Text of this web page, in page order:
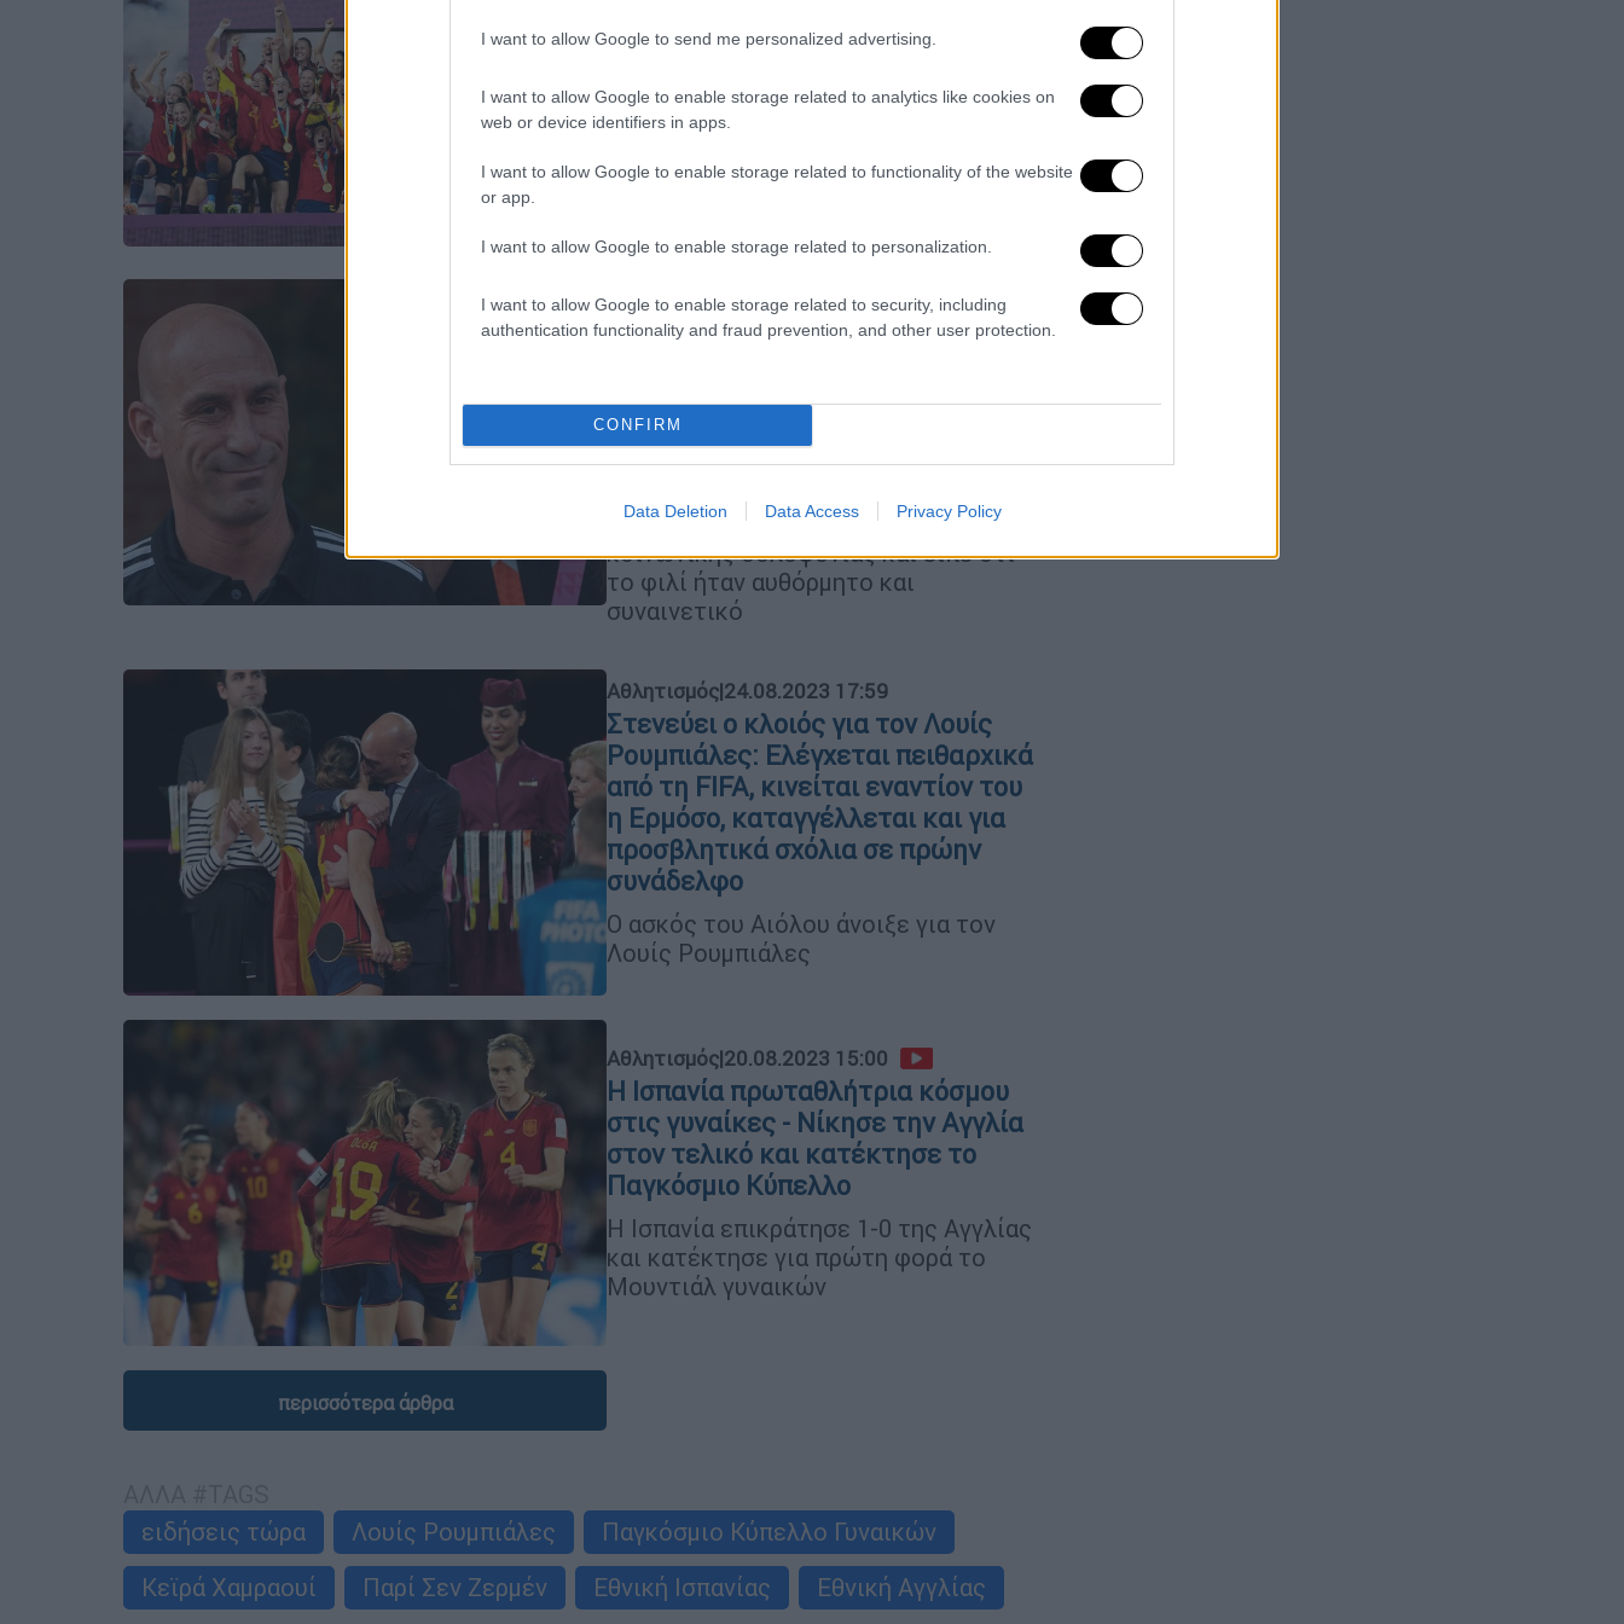
I want to allow Google to send me personalized advertising.
I want to allow Google to enable storage related to analytics like cookies on
web or device identifiers in apps.
I want to allow Google to enable storage related to functionality of the website
or app.
I want to allow Google to enable storage related to personalization.
I want to allow Google to enable storage related to security, including
authentication functionality and fraud prevention, and other user protection.
CONFIRM
Data Deletion Data Access Privacy Policy
Ανακοίνωσαν πως δεν θα
Λουίς Ρουμπιάλες!
Ενωμένες οι παίκτριες της Εθνικής
Ισπανίας και όχι μόνο εναντίον του
προέδρου της ποδοσφαιρικής
Δεν παραιτείται ο Λουίς
- Στα άκρα η κόντρα με την
κυβέρνηση που θέλει να τον
Ο Ρουμπιάλες δήλωσε ότι έπεσε θύμα
κοινωνικής δολοφονίας και είπε ότι
το φιλί ήταν αυθόρμητο και
συναινετικό
Αθλητισμός|24.08.2023 17:59
Στενεύει ο κλοιός για τον Λουίς
Ρουμπιάλες: Ελέγχεται πειθαρχικά
από τη FIFA, κινείται εναντίον του
η Ερμόσο, καταγγέλλεται και για
προσβλητικά σχόλια σε πρώην
συνάδελφο
Ο ασκός του Αιόλου άνοιξε για τον
Λουίς Ρουμπιάλες
Αθλητισμός|20.08.2023 15:00
Η Ισπανία πρωταθλήτρια κόσμου
στις γυναίκες - Νίκησε την Αγγλία
στον τελικό και κατέκτησε το
Παγκόσμιο Κύπελλο
H Ισπανία επικράτησε 1-0 της Αγγλίας
και κατέκτησε για πρώτη φορά το
Μουντιάλ γυναικών
περισσότερα άρθρα
ειδήσεις τώρα
Λουίς Ρουμπιάλες
Παγκόσμιο Κύπελλο Γυναικών
Κεϊρά Χαμραουί
Παρί Σεν Ζερμέν Εθνική Ισπανίας Εθνική Αγγλίας